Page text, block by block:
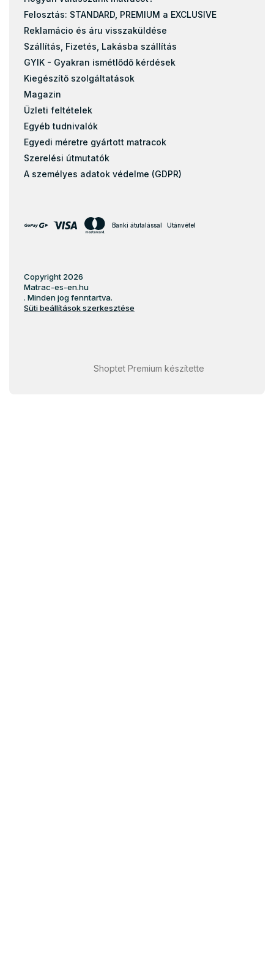
Felosztás: STANDARD, PREMIUM a EXCLUSIVE
Reklamácio és áru visszaküldése
Szállítás, Fizetés, Lakásba szállítás
GYIK - Gyakran ismétlődő kérdések
Kiegészítő szolgáltatások
Magazin
Üzleti feltételek
Egyéb tudnivalók
Egyedi méretre gyártott matracok
Szerelési útmutatók
A személyes adatok védelme (GDPR)
Banki átutalással Utánvétel
Shoptet Premium készítette
Copyright 2026
Matrac-es-en.hu
. Minden jog fenntartva.
Süti beállítások szerkesztése